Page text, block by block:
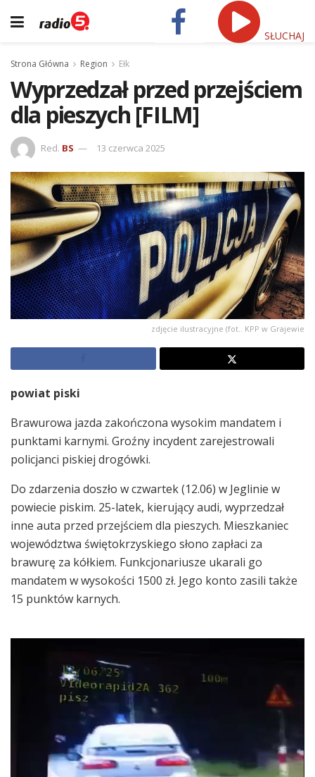
SŁUCHAJ
Strona Główna Region Ełk
Wyprzedzał przed przejściem
dla pieszych [FILM]
Red. BS 13 czerwca 2025
zdjęcie ilustracyjne (fot.. KPP w Grajewie
powiat piski
Brawurowa jazda zakończona wysokim mandatem i
punktami karnymi. Groźny incydent zarejestrowali
policjanci piskiej drogówki.
Do zdarzenia doszło w czwartek (12.06) w Jeglinie w
powiecie piskim. 25-latek, kierujący audi, wyprzedzał
inne auta przed przejściem dla pieszych. Mieszkaniec
województwa świętokrzyskiego słono zapłaci za
brawurę za kółkiem. Funkcjonariusze ukarali go
mandatem w wysokości 1500 zł. Jego konto zasili także
15 punktów karnych.